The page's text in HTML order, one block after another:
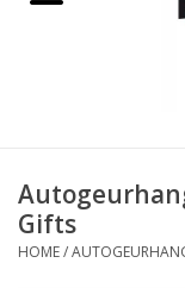
Wonen & Lifestyle
Tassen &
Gifts
HOME/